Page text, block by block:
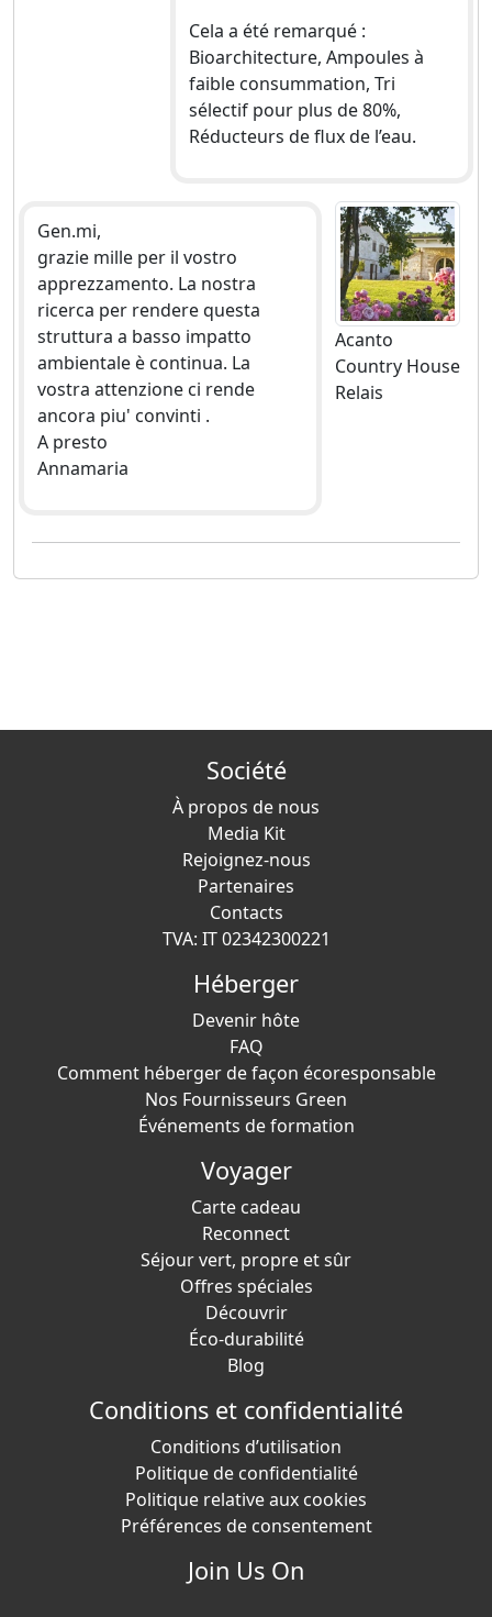
Cela a été remarqué :
Bioarchitecture, Ampoules à
faible consummation, Tri
sélectif pour plus de 80%,
Réducteurs de flux de l’eau.
Gen.mi,
grazie mille per il vostro
apprezzamento. La nostra
ricerca per rendere questa
struttura a basso impatto
ambientale è continua. La
vostra attenzione ci rende
ancora piu' convinti .
A presto
Annamaria
Acanto
Country House
Relais
Société
À propos de nous
Media Kit
Rejoignez-nous
Partenaires
Contacts
TVA: IT 02342300221
Héberger
Devenir hôte
FAQ
Comment héberger de façon écoresponsable
Nos Fournisseurs Green
Événements de formation
Voyager
Carte cadeau
Reconnect
Séjour vert, propre et sûr
Offres spéciales
Découvrir
Éco-durabilité
Blog
Conditions et confidentialité
Conditions d’utilisation
Politique de confidentialité
Politique relative aux cookies
Préférences de consentement
Join Us On